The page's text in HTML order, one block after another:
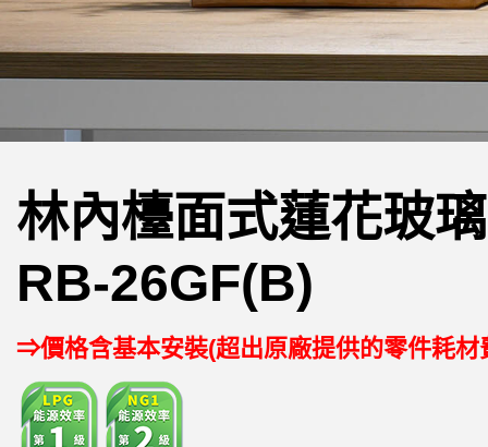
林內檯面式蓮花玻
RB-26GF(B)
⇒價格含基本安裝(超出原廠提供的零件耗材